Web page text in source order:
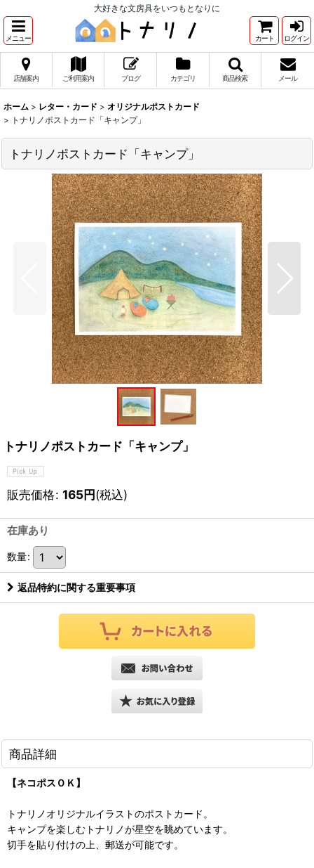
大好きな文房具をいつもとなりに
メニュー カート ログイン
店舗案内 ご利用案内 ブログ カテゴリ 商品検索 メール
ホーム > レター・カード > オリジナルポストカード
> トナリノポストカード「キャンプ」
トナリノポストカード「キャンプ」
トナリノポストカード「キャンプ」
販売価格: 165円(税込)
在庫あり
数量:
返品特約に関する重要事項
商品詳細
【ネコポスＯＫ】
トナリノオリジナルイラストのポストカード。
キャンプを楽しむトナリノが星空を眺めています。
切手を貼り付けの上、郵送が可能です。